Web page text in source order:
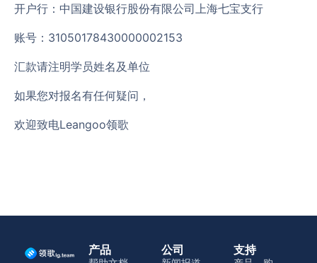
开户行：中国建设银行股份有限公司上海七宝支行
账号：31050178430000002153
汇款请注明学员姓名及单位
如果您对报名有任何疑问，
欢迎致电Leangoo领歌
产品 公司 支持